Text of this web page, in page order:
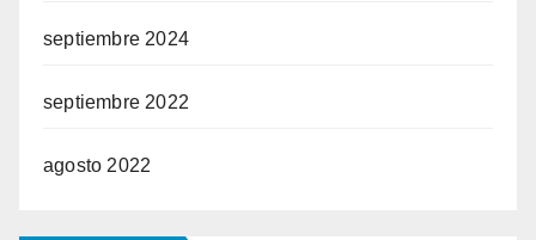
septiembre 2024
septiembre 2022
agosto 2022